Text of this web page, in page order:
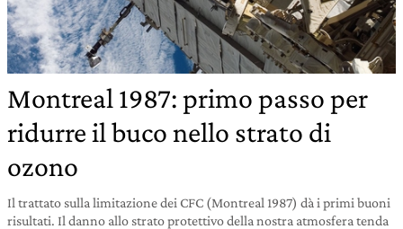
Montreal 1987: primo passo per
ridurre il buco nello strato di
ozono
Il trattato sulla limitazione dei CFC (Montreal 1987) dà i primi buoni
risultati. Il danno allo strato protettivo della nostra atmosfera tenda